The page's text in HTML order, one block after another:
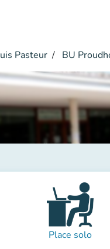
Pasteur BU
Place solo